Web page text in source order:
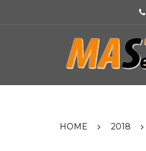
HOME 2018